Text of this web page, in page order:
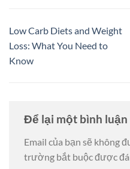
Low Carb Diets and Weight
Loss: What You Need to
Know
Để lại một bình luận
Email của bạn sẽ không
trường bắt buộc được